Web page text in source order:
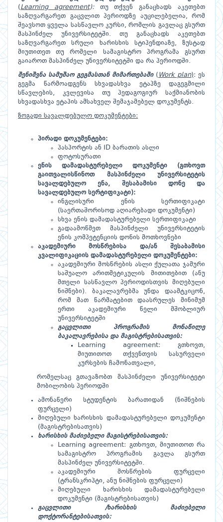
( Learning agreement):თუ თქვენ განაცხადს აკეთებთ
საზღვარგარეთ გაცვლით პერიოდზე აუცილებელია, რომ
შეავსოთ ყველა სასწავლო კურსი, რომლის გავლაც გსურთ
მასპინძელ უნივერსიტეტში. თუ განაცხადს აკეთებთ
საზღვარგარეთ სრული ხარისხის სტიპენდიაზე, ზუსტად
მიუთითეთ თუ რომელი სამაგისტრო პროგრამა გსურთ
გაიაროთ მასპინძელ უნივერსიტეტში და რა პერიოდში.
შენიშვნა სამუშაო გეგმასთან მიმართებაში( Work plan): ეს
გეგმა წარმოადგენს სხვადასხვა ეტაპზე დაგეგმილი
სწავლების, კვლევისა თუ პედაგოგიურ საქმიანობის
სხვადასხვა ეტაპის ამსახველ შემაჯამებელ დოკუმენტს.
ზოგადი სავალდებულო დოკუმენტები:
პირადი დოკუმენტები:
პასპორტის ან ID ბარათის ასლი
ფოტოსურათი
ენის დამადასტურებელი დოკუმენტი (გთხოვთ
გაითვალისწინოთ მასპინძელი უნივერსიტეტის
სავალდებულო ენა, შესაბამისი დონე და
სავალდებულო სერტიფიკატი):
ინგლისური ენის სერთიფიკატი
(საერთაშორისოდ აღიარებადი დოკუმენტი)
სხვა ენის დამადასტურებელი სერთიფიკატი
გადაამოწმეთ მასპინძელი უნივერსიტეტის
ენის კომპეტენციის დონის მოთხოვნები
აკადემიური მოსწრებისა და/ან შესაბამისი
კვალიფიკაციის დამადასტურებელი დოკუმენტები:
აკადემიური მოსწრების ასლი ქულათა ჯამური
საშუალო არითმეტიკულის მითითებით (ანუ
მთელი სასწავლო პერიოდისთვის მიღებული
ნიშნები). ბაკალავრებმა უნდა დაამტკიცონ,
რომ მათ წარმატებით დაასრულეს მინიმუმ
ერთი აკადემიური წელი მშობლიურ
უნივერსიტეტში
გაცვლითი პროგრამის მონაწილე
ბაკალავრებისა და მაგისტრებისათვის:
Learning agreement: გთხოვთ,
მიუთითოთ თქვენთვის სასურველი
კურსების ჩამონათვალი,
რომელსაც გთავაზობთ მასპინძელი უნივერსიტეტი
მობილობის პერიოდში
ამონაწერი სტუდენტის ბარათიდან (ნიშნების
ფურცელი)
მიღებული ხარისხის დამადასტურებელი დოკუმენტი
(მაგისტრებისათვის)
ხარისხის მაძიებელი მაგისტრებისათვის:
Learning agreement: გთხოვთ, მიუთითოთ რა
სამაგისტრო პროგრამის გავლა გსურთ
მასპინძელ უნივერსიტეტში.
აკადემიური მოსწრების ფურცელი
(ტრანსკრიპტი, ანუ ნიშნების ფურცელი)
მიღებული ხარისხის დამადასტურებელი
დოკუმენტი (მაგისტრებისათვის)
გაცვლითი/ხარისხის მაძიებელი
დოქტორანტებისათვის: